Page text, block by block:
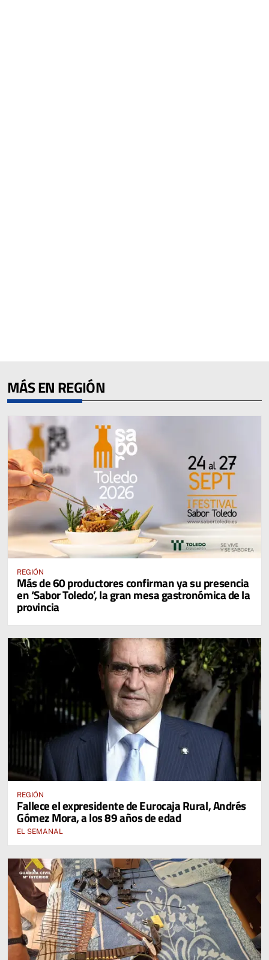
MÁS EN REGIÓN
REGIÓN
Más de 60 productores confirman ya su presencia
en ‘Sabor Toledo’, la gran mesa gastronómica de la
provincia
REGIÓN
Fallece el expresidente de Eurocaja Rural, Andrés
Gómez Mora, a los 89 años de edad
EL SEMANAL